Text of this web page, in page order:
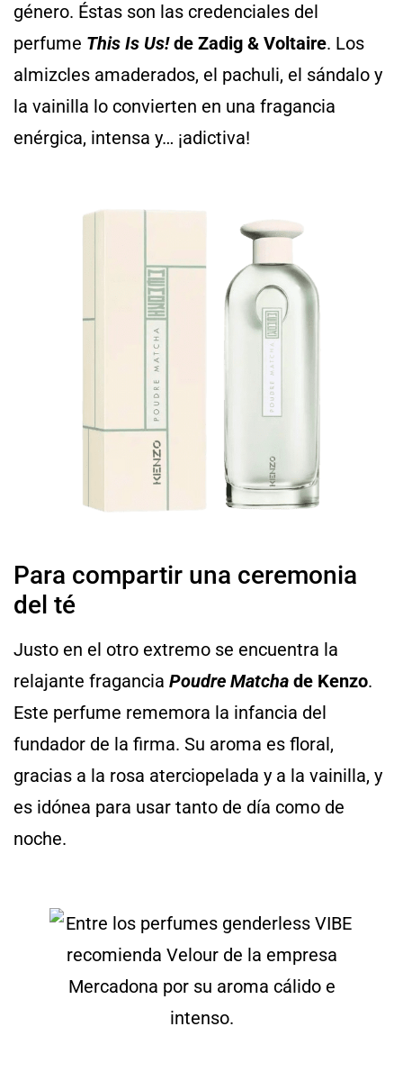
género. Éstas son las credenciales del
perfume This Is Us!de Zadig & Voltaire. Los
almizcles amaderados, el pachuli, el sándalo y
la vainilla lo convierten en una fragancia
enérgica, intensa y… ¡adictiva!
Para compartir una ceremonia
del té
Justo en el otro extremo se encuentra la
relajante fragancia Poudre Matcha de Kenzo.
Este perfume rememora la infancia del
fundador de la firma. Su aroma es floral,
gracias a la rosa aterciopelada y a la vainilla, y
es idónea para usar tanto de día como de
noche.